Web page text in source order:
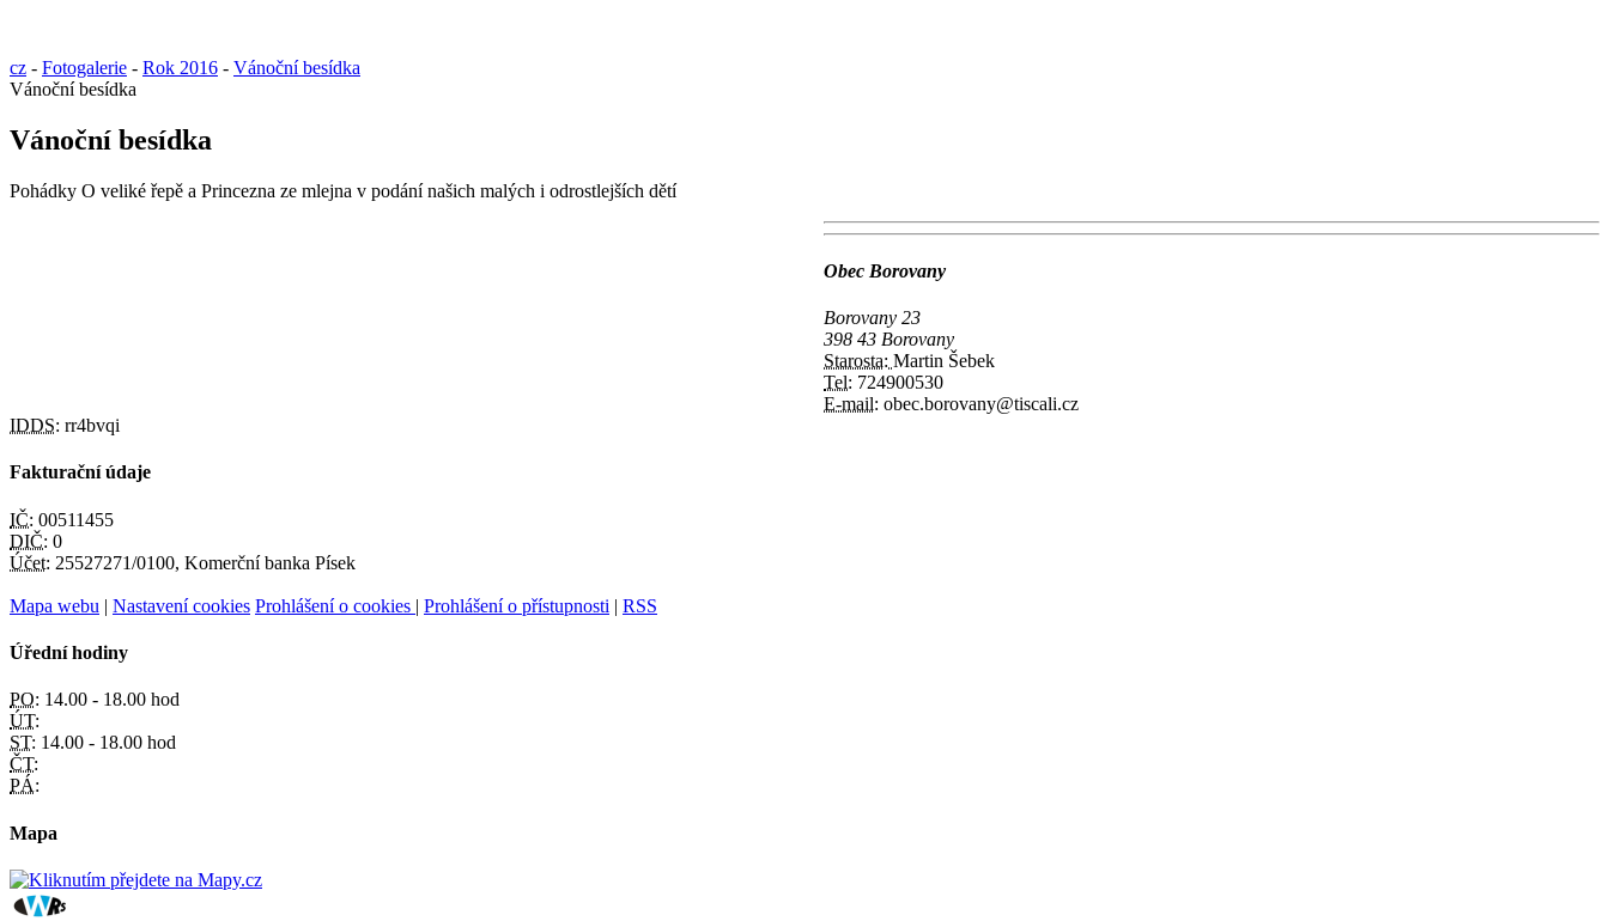
cz - Fotogalerie - Rok 2016 - Vánoční besídka
Vánoční besídka
Vánoční besídka
Pohádky O veliké řepě a Princezna ze mlejna v podání našich malých i odrostlejších dětí
Obec Borovany
Borovany 23
398 43 Borovany
Starosta: Martin Šebek
Tel: 724900530
E-mail: obec.borovany@tiscali.cz
IDDS: rr4bvqi
Fakturační údaje
IČ: 00511455
DIČ: 0
Účet: 25527271/0100, Komerční banka Písek
Mapa webu | Nastavení cookies Prohlášení o cookies | Prohlášení o přístupnosti | RSS
Úřední hodiny
PO: 14.00 - 18.00 hod
ÚT:
ST: 14.00 - 18.00 hod
ČT:
PÁ:
Mapa